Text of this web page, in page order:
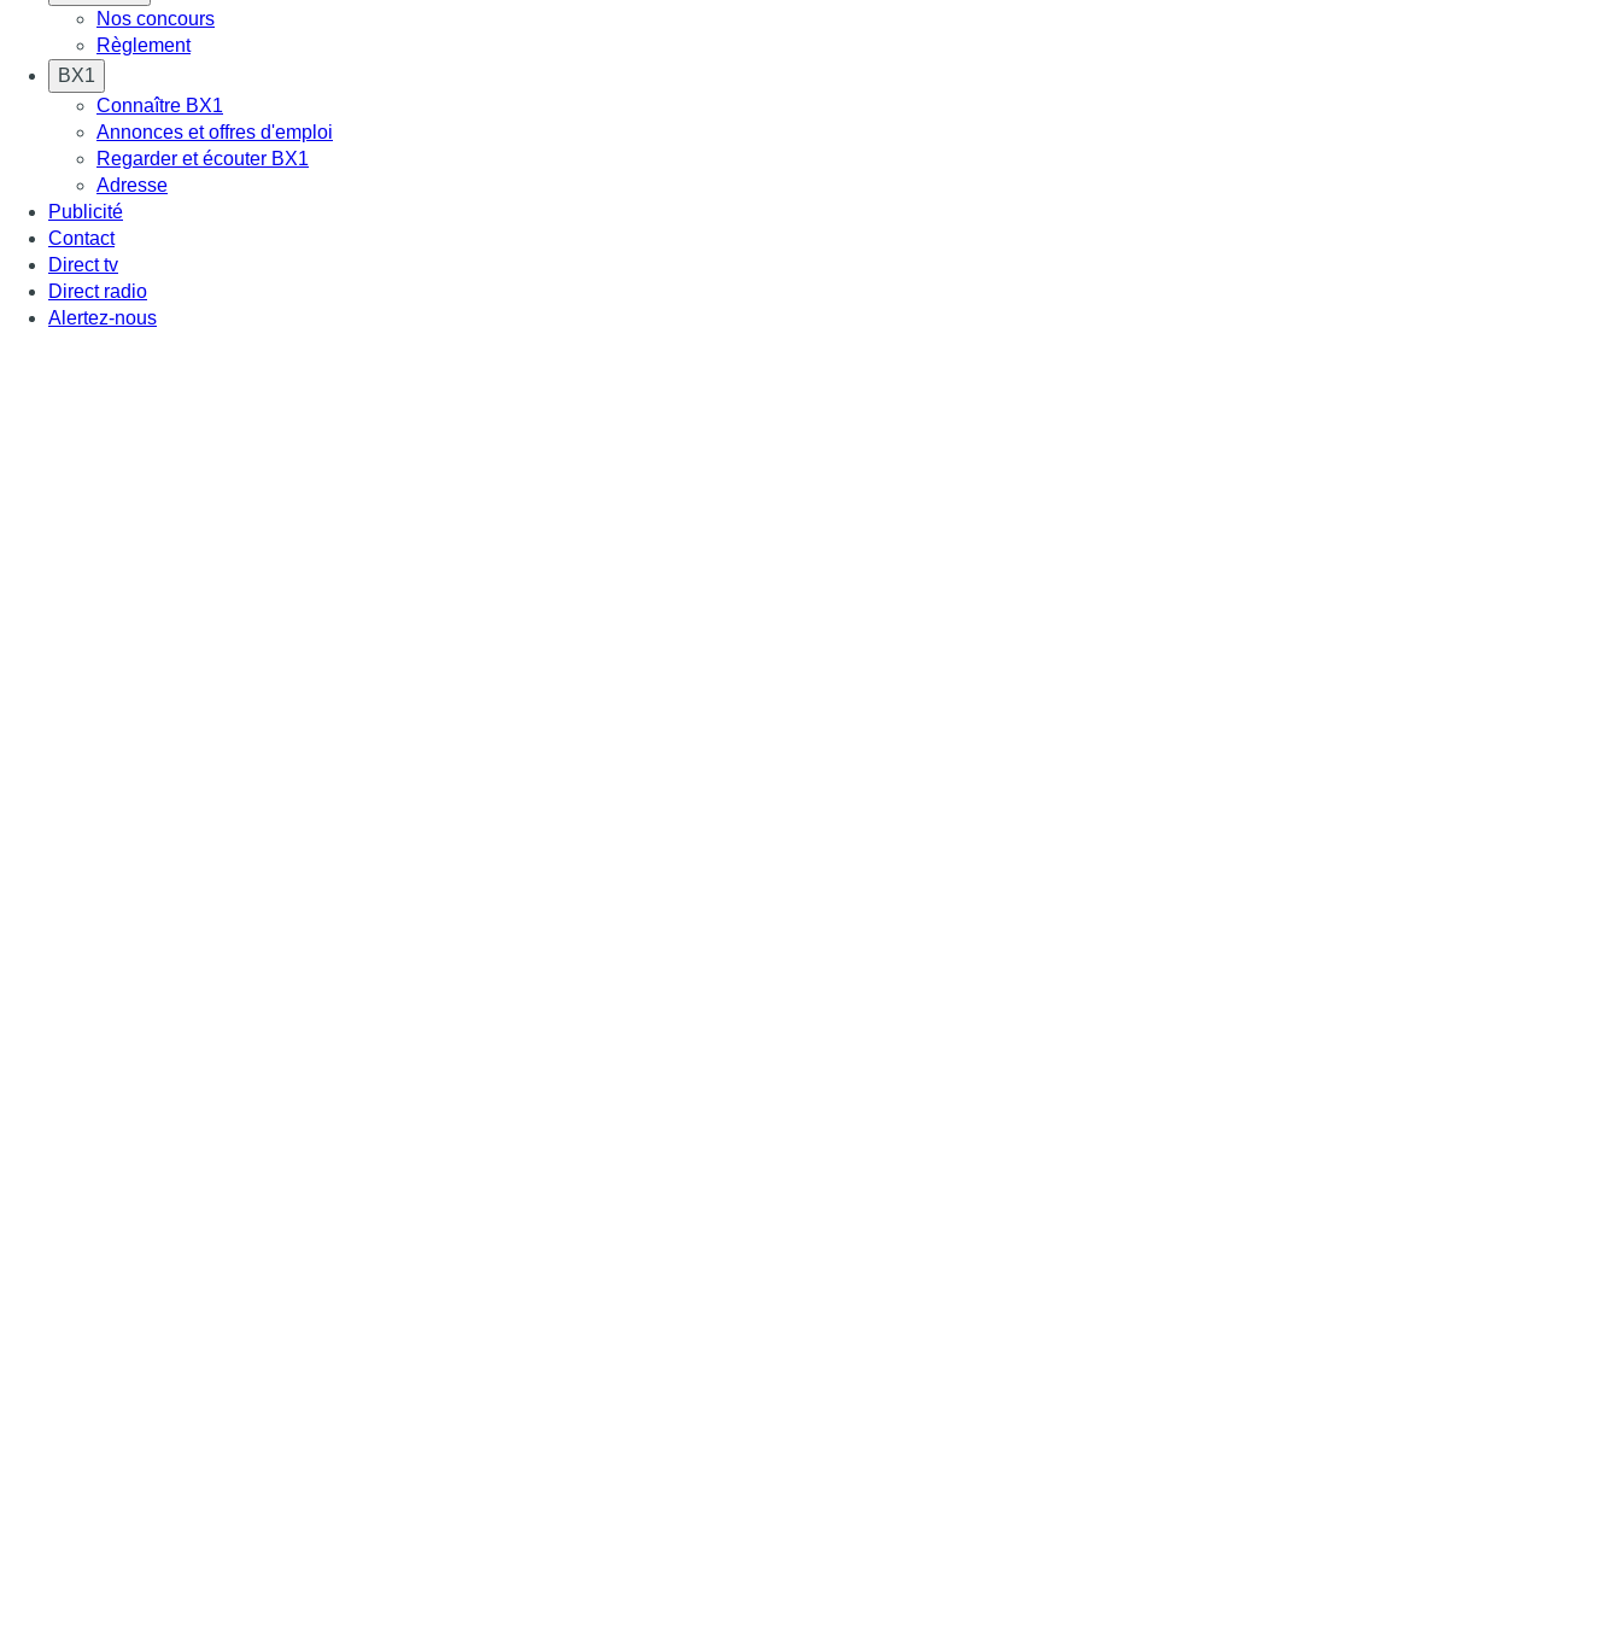
Nos concours
Règlement
BX1
Connaître BX1
Annonces et offres d'emploi
Regarder et écouter BX1
Adresse
Publicité
Contact
Direct tv
Direct radio
Alertez-nous